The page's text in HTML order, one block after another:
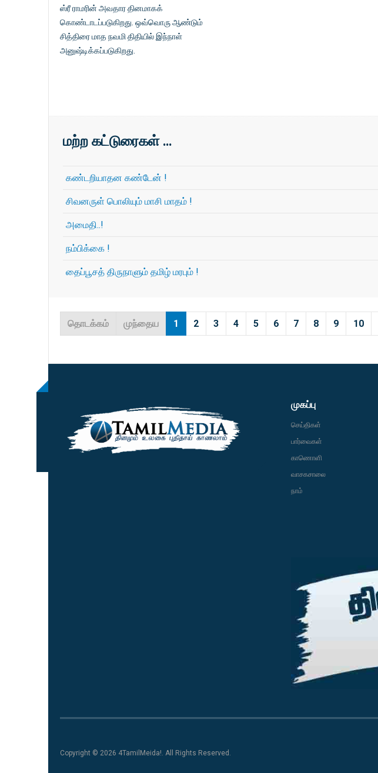
ஸ்ரீ ராமரின் அவதார தினமாகக்
கொண்டாடப்படுகிறது. ஒவ்வொரு ஆண்டும்
சித்திரை மாத நவமி திதியில் இந்நாள்
அனுஷ்டிக்கப்படுகிறது.
மற்ற கட்டுரைகள் …
கண்டறியாதன கண்டேன் !
சிவனருள் பொலியும் மாசி மாதம் !
அமைதி..!
நம்பிக்கை !
தைப்பூசத் திருநாளும் தமிழ் மரபும் !
தொடக்கம் முந்தைய 1 2 3 4 5 6 7 8 9 10
முகப்பு
செய்திகள்
பார்வைகள்
காணொளி
வாசகசாலை
நாம்
Copyright © 2026 4TamilMeida!. All Rights Reserved.